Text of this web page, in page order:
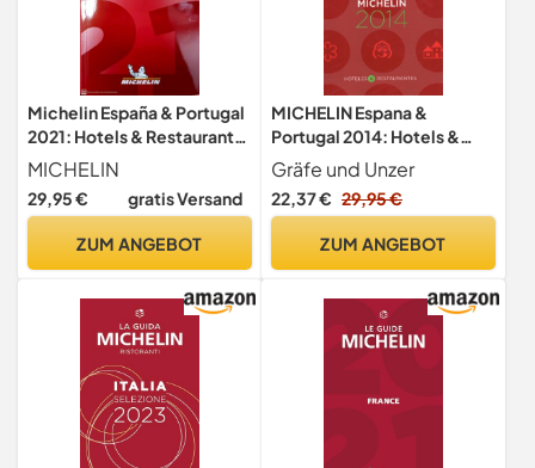
Michelin España & Portugal
2021: Hotels & Restaurants
(MICHELIN Hotelführer)
MICHELIN
29,95 € gratis Versand
ZUM ANGEBOT
MICHELIN Espana &
Portugal 2014: Hotels &
Restaurants (MICHELIN
Hotelführer)
Gräfe und Unzer
22,37 € 29,95 €
ZUM ANGEBOT